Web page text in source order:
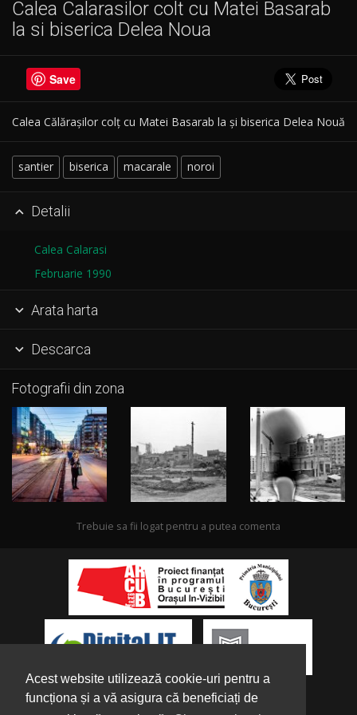
Acest website utilizează cookie-uri pentru a
funcționa și a vă asigura că beneficiați de
Calea Calarasilor colt cu Matei Basarab
la si biserica Delea Noua
Save
Calea Călărașilor colț cu Matei Basarab la și biserica Delea Nouă
santier biserica macarale noroi
 Detalii
Calea Calarasi
Februarie 1990
 Arata harta
 Descarca
Fotografii din zona
Trebuie sa fii logat pentru a putea comenta